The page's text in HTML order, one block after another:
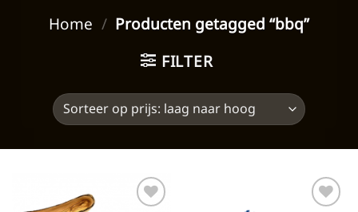
Home / Producten getagged “bbq”
FILTER